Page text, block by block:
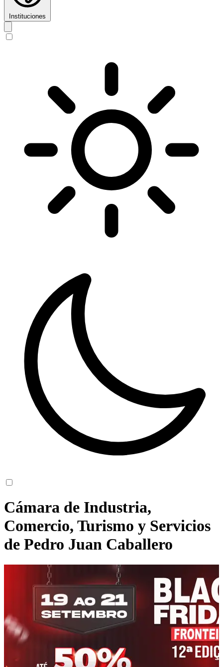
Instituciones
Cámara de Industria,
Comercio, Turismo y Servicios
de Pedro Juan Caballero